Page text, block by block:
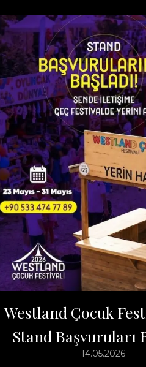
Westland Çocuk
Stand Başvuruları
14.05.2026